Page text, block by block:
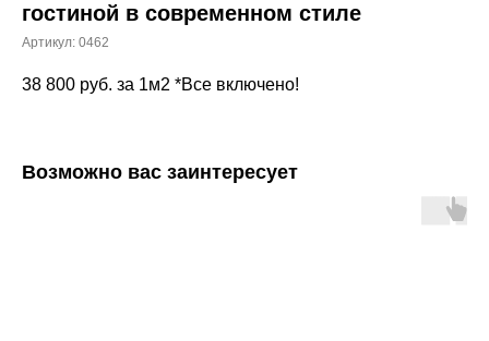
гостиной в современном стиле
Артикул: 0462
38 800 руб. за 1м2 *Все включено!
Возможно вас заинтересует